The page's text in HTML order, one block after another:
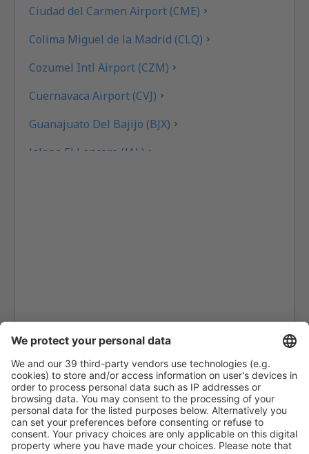
Ciudad del Carmen Airport (CME)
Colima Miguel de la Madrid (CLQ)
Cozumel Intl Airport (CZM)
Cuernavaca Airport (CVJ)
Guanajuato Del Bajijo (BJX)
Jalapa El Lencero (JAL)
Monterry Mariano Escobedo (MTY)
Ciudad Victoria General Mendez (CVM)
Mazatlan General Rafael Buelna (MZT)
Chihuahua General Roberto Fierro Villalobos
(CUU)